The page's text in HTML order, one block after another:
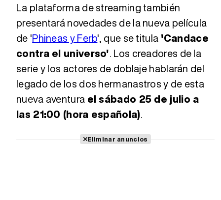
Tráiler en español 'Outcome' (2026)
Tráiler 'Do Not Enter' (2026)
La plataforma de streaming también
presentará novedades de la nueva película
de 'Phineas y Ferb', que se titula 'Candace
contra el universo'. Los creadores de la
serie y los actores de doblaje hablarán del
legado de los dos hermanastros y de esta
nueva aventura el sábado 25 de julio a
las 21:00 (hora española).
Eliminar anuncios